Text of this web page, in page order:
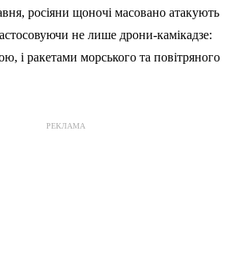
росіяни щоночі масовано атакують
не лише дрони-камікадзе:
і ракетами морського та повітряного
РЕКЛАМА